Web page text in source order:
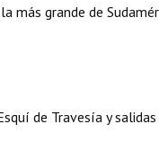
más grande de
de Travesía y